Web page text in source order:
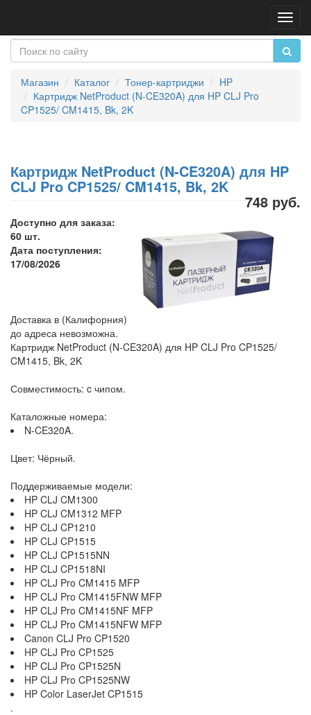
Магазин Каталог Тонер-картриджи
HP
Картридж NetProduct (N-CE320A) для HP CLJ Pro
CP1525/ CM1415, Bk, 2K
Картридж NetProduct (N-CE320A) для HP
CLJ Pro CP1525/ CM1415, Bk, 2K
748 руб.
Доступно для заказа:
60 шт.
Дата поступления:
17/08/2026
Доставка в (Калифорния)
до адреса невозможна.
Картридж NetProduct (N-CE320A) для HP CLJ Pro CP1525/
CM1415, Bk, 2K
Совместимость: c чипом.
Каталожные номера:
N-CE320A.
Цвет: Чёрный.
Поддерживаемые модели:
HP CLJ CM1300
HP CLJ CM1312 MFP
HP CLJ CP1210
HP CLJ CP1515
HP CLJ CP1515NN
HP CLJ CP1518NI
HP CLJ Pro CM1415 MFP
HP CLJ Pro CM1415FNW MFP
HP CLJ Pro CM1415NF MFP
HP CLJ Pro CM1415NFW MFP
Canon CLJ Pro CP1520
HP CLJ Pro CP1525
HP CLJ Pro CP1525N
HP CLJ Pro CP1525NW
HP Color LaserJet CP1515
.